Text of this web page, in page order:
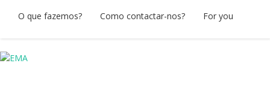
O que fazemos?
Como contactar-nos? For you